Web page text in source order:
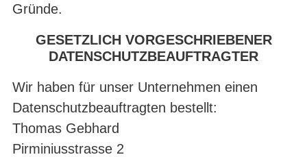
Gründe.
GESETZLICH VORGESCHRIEBENER
DATENSCHUTZBEAUFTRAGTER
Wir haben für unser Unternehmen einen
Datenschutzbeauftragten bestellt:
Thomas Gebhard
Pirminiusstrasse 2